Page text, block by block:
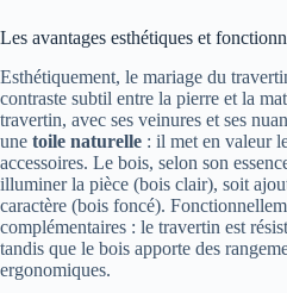
Les avantages esthétiques et
Esthétiquement, le mariage du
contraste subtil entre la pierre et la
travertin, avec ses veinures et ses
une toile naturelle : il met en valeur
accessoires. Le bois, selon son
illuminer la pièce (bois clair), soit
caractère (bois foncé).
complémentaires : le travertin est
tandis que le bois apporte des
ergonomiques.